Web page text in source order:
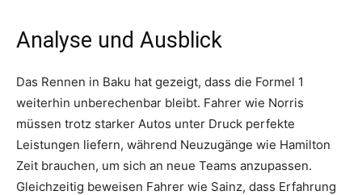
Analyse und Ausblick
Das Rennen in Baku hat gezeigt, dass die Formel 1
weiterhin unberechenbar bleibt. Fahrer wie Norris
müssen trotz starker Autos unter Druck perfekte
Leistungen liefern, während Neuzugänge wie Hamilton
Zeit brauchen, um sich an neue Teams anzupassen.
Gleichzeitig beweisen Fahrer wie Sainz, dass Erfahrung